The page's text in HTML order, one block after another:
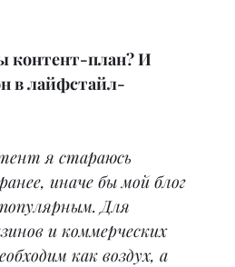
контент-план? И
в лайфстайл-
я стараюсь
иначе бы мой блог
Для
и коммерческих
как воздух, а